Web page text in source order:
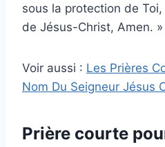
sous la protection de
de Jésus-Christ, Amen. »
Voir aussi : Les Prières
Nom Du Seigneur Jésus
Prière courte